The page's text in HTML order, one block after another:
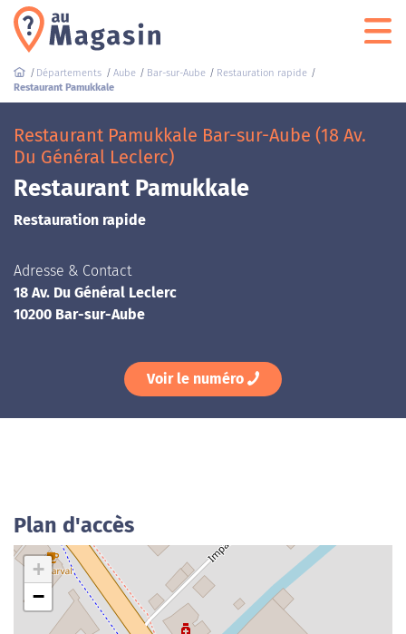
Départements Aube Bar-sur-Aube
Restauration rapide
Restaurant Pamukkale
Restaurant Pamukkale Bar-sur-Aube (18 Av.
Du Général Leclerc)
Restaurant Pamukkale
Restauration rapide
Adresse & Contact
18 Av. Du Général Leclerc
10200 Bar-sur-Aube
Voir le numéro
Plan d'accès
+
−